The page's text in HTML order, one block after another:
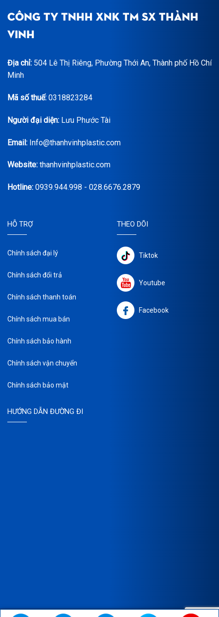
CÔNG TY TNHH XNK TM SX THÀNH
VINH
Địa chỉ: 504 Lê Thị Riêng, Phường Thới An, Thành phố Hồ Chí
Minh
Mã số thuế: 0318823284
Người đại diện: Lưu Phước Tài
Email: Info@thanhvinhplastic.com
Website: thanhvinhplastic.com
Hotline: 0939.944.998 - 028.6676.2879
HỖ TRỢ
Chính sách đại lý
Chính sách đổi trả
Chính sách thanh toán
Chính sách mua bán
Chính sách bảo hành
Chính sách vận chuyển
Chính sách bảo mật
THEO DÕI
Tiktok
Youtube
Facebook
HƯỚNG DẪN ĐƯỜNG ĐI